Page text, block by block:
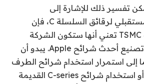
تفسير ذلك للإشارة إلى
Broadcom كمورد مستقبلي لرقائق السلسلة C، فإن
القيادة الفنية لشركة TSMC تعني أنها ستكون الشركة
الوحيدة القادرة على تصنيع أحدث شرائح Apple. يبدو أن
إلى استمرار استخدام شرائح الطرف
الثالث لعدة سنوات، أو استخدام شرائح C-series القديمة